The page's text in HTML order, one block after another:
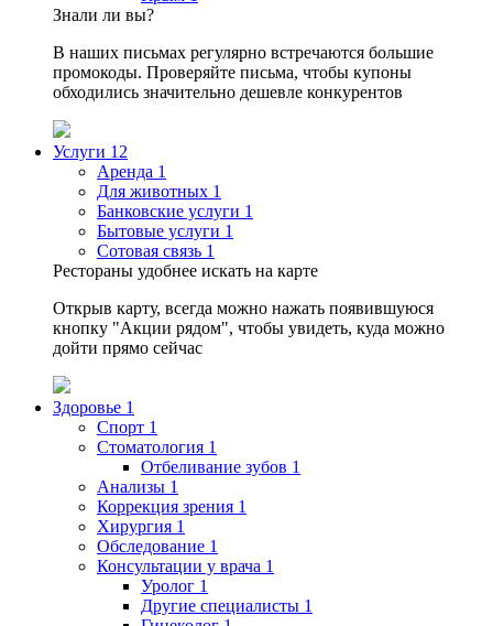
Знали ли вы?
В наших письмах регулярно встречаются большие
промокоды. Проверяйте письма, чтобы купоны
обходились значительно дешевле конкурентов
Услуги 12
Аренда 1
Для животных 1
Банковские услуги 1
Бытовые услуги 1
Сотовая связь 1
Рестораны удобнее искать на карте
Открыв карту, всегда можно нажать появившуюся
кнопку "Акции рядом", чтобы увидеть, куда можно
дойти прямо сейчас
Здоровье 1
Спорт 1
Стоматология 1
Отбеливание зубов 1
Анализы 1
Коррекция зрения 1
Хирургия 1
Обследование 1
Консультации у врача 1
Уролог 1
Другие специалисты 1